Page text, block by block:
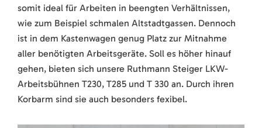
somit ideal für Arbeiten in beengten Verhältnissen,
wie zum Beispiel schmalen Altstadtgassen. Dennoch
ist in dem Kastenwagen genug Platz zur Mitnahme
aller benötigten Arbeitsgeräte. Soll es höher hinauf
gehen, bieten sich unsere Ruthmann Steiger LKW-
Arbeitsbühnen T230, T285 und T 330 an. Durch ihren
Korbarm sind sie auch besonders fexibel.